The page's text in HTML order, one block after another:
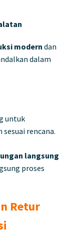
modern dan
dalam
untuk
rencana.
langsung
proses
Retur